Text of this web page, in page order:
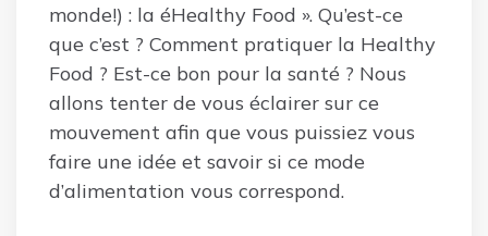
monde!) : la éHealthy Food ». Qu’est-ce
que c’est ? Comment pratiquer la Healthy
Food ? Est-ce bon pour la santé ? Nous
allons tenter de vous éclairer sur ce
mouvement afin que vous puissiez vous
faire une idée et savoir si ce mode
d’alimentation vous correspond.